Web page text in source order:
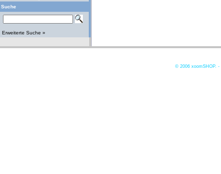
Suche
Erweiterte Suche »
© 2006 xoomSHOP. -